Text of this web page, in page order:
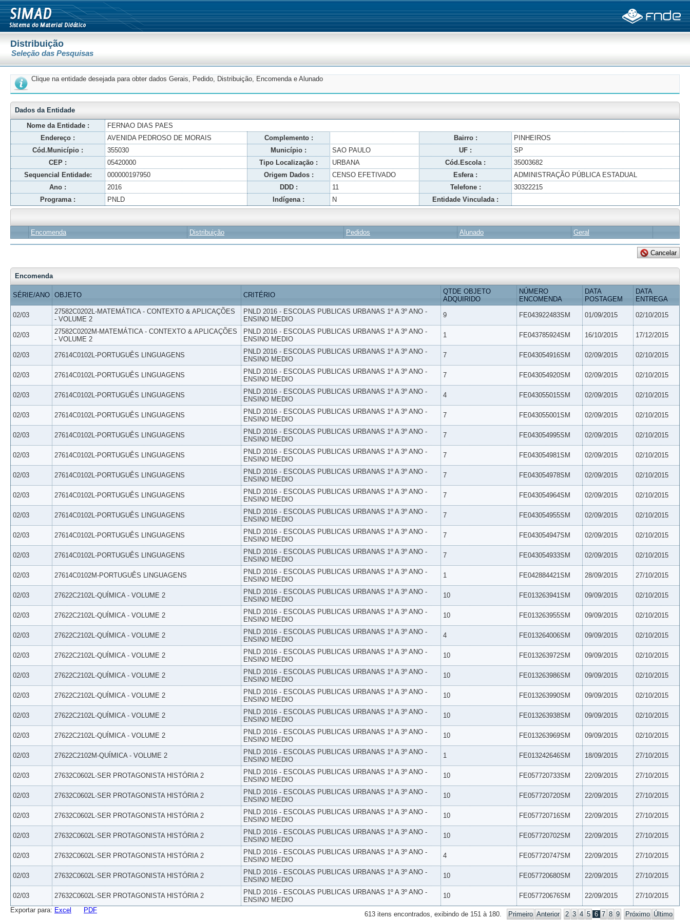
Distribuição
Seleção das Pesquisas
Clique na entidade desejada para obter dados Gerais, Pedido, Distribuição, Encomenda e Alunado
Dados da Entidade
Nome da Entidade :
FERNAO DIAS PAES
Endereço :
AVENIDA PEDROSO DE MORAIS Complemento : Bairro :
PINHEIROS
Cód.Município :
355030 Município : SAO PAULO UF :
SP
CEP :
05420000 Tipo Localização : URBANA Cód.Escola :
35003682
Sequencial Entidade:
000000197950 Origem Dados : CENSO EFETIVADO Esfera :
ADMINISTRAÇÃO PÚBLICA ESTADUAL
Ano :
2016 DDD : 11 Telefone :
30322215
Programa :
PNLD Indígena : N Entidade Vinculada :
Encomenda Distribuição Pedidos Alunado Geral
Encomenda
SÉRIE/ANO OBJETO CRITÉRIO
QTDE OBJETO
ADQUIRIDO
NÚMERO
ENCOMENDA
DATA
POSTAGEM
DATA
ENTREGA
02/03
27582C0202L-MATEMÁTICA - CONTEXTO & APLICAÇÕES
- VOLUME 2
PNLD 2016 - ESCOLAS PUBLICAS URBANAS 1º A 3º ANO -
ENSINO MEDIO
9 FE043922483SM 01/09/2015 02/10/2015
02/03
27582C0202M-MATEMÁTICA - CONTEXTO & APLICAÇÕES
- VOLUME 2
PNLD 2016 - ESCOLAS PUBLICAS URBANAS 1º A 3º ANO -
ENSINO MEDIO
1 FE043785924SM 16/10/2015 17/12/2015
02/03 27614C0102L-PORTUGUÊS LINGUAGENS
PNLD 2016 - ESCOLAS PUBLICAS URBANAS 1º A 3º ANO -
ENSINO MEDIO
7 FE043054916SM 02/09/2015 02/10/2015
02/03 27614C0102L-PORTUGUÊS LINGUAGENS
PNLD 2016 - ESCOLAS PUBLICAS URBANAS 1º A 3º ANO -
ENSINO MEDIO
7 FE043054920SM 02/09/2015 02/10/2015
02/03 27614C0102L-PORTUGUÊS LINGUAGENS
PNLD 2016 - ESCOLAS PUBLICAS URBANAS 1º A 3º ANO -
ENSINO MEDIO
4 FE043055015SM 02/09/2015 02/10/2015
02/03 27614C0102L-PORTUGUÊS LINGUAGENS
PNLD 2016 - ESCOLAS PUBLICAS URBANAS 1º A 3º ANO -
ENSINO MEDIO
7 FE043055001SM 02/09/2015 02/10/2015
02/03 27614C0102L-PORTUGUÊS LINGUAGENS
PNLD 2016 - ESCOLAS PUBLICAS URBANAS 1º A 3º ANO -
ENSINO MEDIO
7 FE043054995SM 02/09/2015 02/10/2015
02/03 27614C0102L-PORTUGUÊS LINGUAGENS
PNLD 2016 - ESCOLAS PUBLICAS URBANAS 1º A 3º ANO -
ENSINO MEDIO
7 FE043054981SM 02/09/2015 02/10/2015
02/03 27614C0102L-PORTUGUÊS LINGUAGENS
PNLD 2016 - ESCOLAS PUBLICAS URBANAS 1º A 3º ANO -
ENSINO MEDIO
7 FE043054978SM 02/09/2015 02/10/2015
02/03 27614C0102L-PORTUGUÊS LINGUAGENS
PNLD 2016 - ESCOLAS PUBLICAS URBANAS 1º A 3º ANO -
ENSINO MEDIO
7 FE043054964SM 02/09/2015 02/10/2015
02/03 27614C0102L-PORTUGUÊS LINGUAGENS
PNLD 2016 - ESCOLAS PUBLICAS URBANAS 1º A 3º ANO -
ENSINO MEDIO
7 FE043054955SM 02/09/2015 02/10/2015
02/03 27614C0102L-PORTUGUÊS LINGUAGENS
PNLD 2016 - ESCOLAS PUBLICAS URBANAS 1º A 3º ANO -
ENSINO MEDIO
7 FE043054947SM 02/09/2015 02/10/2015
02/03 27614C0102L-PORTUGUÊS LINGUAGENS
PNLD 2016 - ESCOLAS PUBLICAS URBANAS 1º A 3º ANO -
ENSINO MEDIO
7 FE043054933SM 02/09/2015 02/10/2015
02/03 27614C0102M-PORTUGUÊS LINGUAGENS
PNLD 2016 - ESCOLAS PUBLICAS URBANAS 1º A 3º ANO -
ENSINO MEDIO
1 FE042884421SM 28/09/2015 27/10/2015
02/03 27622C2102L-QUÍMICA - VOLUME 2
PNLD 2016 - ESCOLAS PUBLICAS URBANAS 1º A 3º ANO -
ENSINO MEDIO
10 FE013263941SM 09/09/2015 02/10/2015
02/03 27622C2102L-QUÍMICA - VOLUME 2
PNLD 2016 - ESCOLAS PUBLICAS URBANAS 1º A 3º ANO -
ENSINO MEDIO
10 FE013263955SM 09/09/2015 02/10/2015
02/03 27622C2102L-QUÍMICA - VOLUME 2
PNLD 2016 - ESCOLAS PUBLICAS URBANAS 1º A 3º ANO -
ENSINO MEDIO
4 FE013264006SM 09/09/2015 02/10/2015
02/03 27622C2102L-QUÍMICA - VOLUME 2
PNLD 2016 - ESCOLAS PUBLICAS URBANAS 1º A 3º ANO -
ENSINO MEDIO
10 FE013263972SM 09/09/2015 02/10/2015
02/03 27622C2102L-QUÍMICA - VOLUME 2
PNLD 2016 - ESCOLAS PUBLICAS URBANAS 1º A 3º ANO -
ENSINO MEDIO
10 FE013263986SM 09/09/2015 02/10/2015
02/03 27622C2102L-QUÍMICA - VOLUME 2
PNLD 2016 - ESCOLAS PUBLICAS URBANAS 1º A 3º ANO -
ENSINO MEDIO
10 FE013263990SM 09/09/2015 02/10/2015
02/03 27622C2102L-QUÍMICA - VOLUME 2
PNLD 2016 - ESCOLAS PUBLICAS URBANAS 1º A 3º ANO -
ENSINO MEDIO
10 FE013263938SM 09/09/2015 02/10/2015
02/03 27622C2102L-QUÍMICA - VOLUME 2
PNLD 2016 - ESCOLAS PUBLICAS URBANAS 1º A 3º ANO -
ENSINO MEDIO
10 FE013263969SM 09/09/2015 02/10/2015
02/03 27622C2102M-QUÍMICA - VOLUME 2
PNLD 2016 - ESCOLAS PUBLICAS URBANAS 1º A 3º ANO -
ENSINO MEDIO
1 FE013242646SM 18/09/2015 27/10/2015
02/03 27632C0602L-SER PROTAGONISTA HISTÓRIA 2
PNLD 2016 - ESCOLAS PUBLICAS URBANAS 1º A 3º ANO -
ENSINO MEDIO
10 FE057720733SM 22/09/2015 27/10/2015
02/03 27632C0602L-SER PROTAGONISTA HISTÓRIA 2
PNLD 2016 - ESCOLAS PUBLICAS URBANAS 1º A 3º ANO -
ENSINO MEDIO
10 FE057720720SM 22/09/2015 27/10/2015
02/03 27632C0602L-SER PROTAGONISTA HISTÓRIA 2
PNLD 2016 - ESCOLAS PUBLICAS URBANAS 1º A 3º ANO -
ENSINO MEDIO
10 FE057720716SM 22/09/2015 27/10/2015
02/03 27632C0602L-SER PROTAGONISTA HISTÓRIA 2
PNLD 2016 - ESCOLAS PUBLICAS URBANAS 1º A 3º ANO -
ENSINO MEDIO
10 FE057720702SM 22/09/2015 27/10/2015
02/03 27632C0602L-SER PROTAGONISTA HISTÓRIA 2
PNLD 2016 - ESCOLAS PUBLICAS URBANAS 1º A 3º ANO -
ENSINO MEDIO
4 FE057720747SM 22/09/2015 27/10/2015
02/03 27632C0602L-SER PROTAGONISTA HISTÓRIA 2
PNLD 2016 - ESCOLAS PUBLICAS URBANAS 1º A 3º ANO -
ENSINO MEDIO
10 FE057720680SM 22/09/2015 27/10/2015
02/03 27632C0602L-SER PROTAGONISTA HISTÓRIA 2
PNLD 2016 - ESCOLAS PUBLICAS URBANAS 1º A 3º ANO -
ENSINO MEDIO
10 FE057720676SM 22/09/2015 27/10/2015
613 itens encontrados, exibindo de 151 à 180. Primeiro Anterior 2 3 4 5 6 7 8 9 Próximo Último
Exportar para: Excel PDF